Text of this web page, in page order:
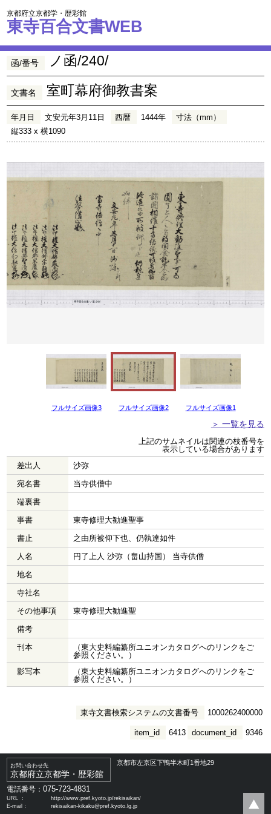
京都府立京都学・歴彩館
東寺百合文書WEB
函/番号 ノ函/240/
文書名 室町幕府御教書案
年月日 文安元年3月11日 西暦 1444年
寸法（mm）
縦333 x 横1090
フルサイズ画像3 フルサイズ画像2 フルサイズ画像1
＞ 一覧を見る
上記のサムネイルは関連の枝番号を
表示している場合があります
差出人
沙弥
宛名書
当寺供僧中
端裏書
事書
東寺修理大勧進聖事
書止
之由所被仰下也、仍執達如件
人名
円了上人 沙弥（畠山持国） 当寺供僧
地名
寺社名
その他事項
東寺修理大勧進聖
備考
刊本
（東大史料編纂所ユニオンカタログへのリンクをご
参照ください。）
影写本
（東大史料編纂所ユニオンカタログへのリンクをご
参照ください。）
東寺文書検索システムの文書番号 1000262400000
document_id 9346
item_id 6413
お問い合わせ先
京都府立京都学・歴彩館
京都市左京区下鴨半木町1番地29
電話番号：075-723-4831
URL ：
http://www.pref.kyoto.jp/rekisaikan/
E-mail：
rekisaikan-kikaku@pref.kyoto.lg.jp